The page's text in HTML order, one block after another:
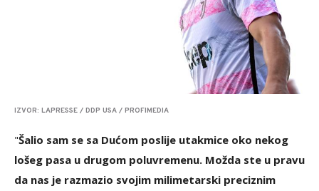
IZVOR: LAPRESSE / DDP USA / PROFIMEDIA
"Šalio sam se sa Dućom poslije utakmice oko nekog
lošeg pasa u drugom poluvremenu. Možda ste u pravu
da nas je razmazio svojim milimetarski preciznim